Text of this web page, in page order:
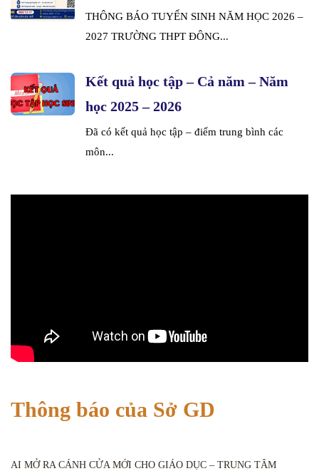
THÔNG BÁO TUYỂN SINH NĂM HỌC 2026 –
2027 TRƯỜNG THPT ĐÔNG...
Kết quả học tập – Cả năm – Năm
học 2025 – 2026
Đã có kết quả học tập – điểm trung bình các
môn...
Thông báo của Sở GD
AI MỞ RA CÁNH CỬA MỚI CHO GIÁO DỤC – TRUNG TÂM